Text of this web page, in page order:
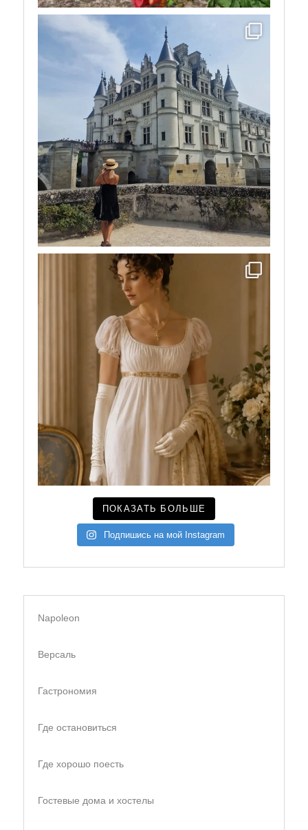
ПОКАЗАТЬ БОЛЬШЕ
Подпишись на мой Instagram
Napoleon
Версаль
Гастрономия
Где остановиться
Где хорошо поесть
Гостевые дома и хостелы